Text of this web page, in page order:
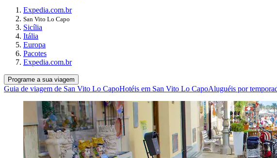
Expedia.com.br
San Vito Lo Capo
Sicília
Itália
Europa
Pacotes
Expedia.com.br
Programe a sua viagem
Guia de viagem de San Vito Lo CapoHotéis em San Vito Lo CapoAluguéis por